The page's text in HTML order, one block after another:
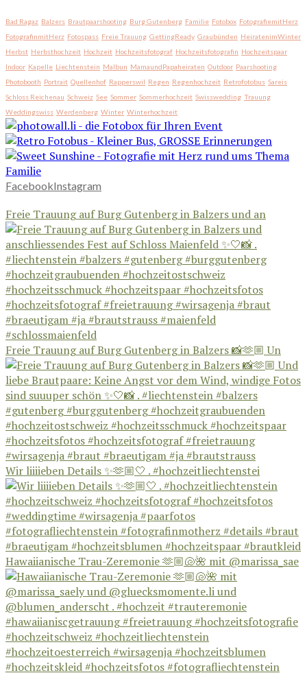
Bad Ragaz Balzers Brautpaarshooting Burg Gutenberg Familie Fotobox FotografiemitHerz
FotografinmitHerz Fotospass Freie Trauung GettingReady Graubünden HeiratenimWinter
Herbst Herbsthochzeit Hochzeit Hochzeitsfotograf Hochzeitsfotografin Hochzeitspaar
Indoor Kapelle Liechtenstein Malbun MamaundPapaheiraten Outdoor Paarshooting
Photobooth Portrait Quellenhof Rapperswil Regen Regenhochzeit Retrofotobus Sareis
Schloss Reichenau Schweiz See Sommer Sommerhochzeit Swisswedding Trauung
Weddingswiss Werdenberg Winter Winterhochzeit
FacebookInstagram
Freie Trauung auf Burg Gutenberg in Balzers und an
Freie Trauung auf Burg Gutenberg in Balzers 📸🫶🏼 Un
Wir liiiieben Details ✨🫶🏼🤍 . #hochzeitliechtenstei
Hawaiianische Trau-Zeremonie 🫶🏼🐚🌺 mit @marissa_sae